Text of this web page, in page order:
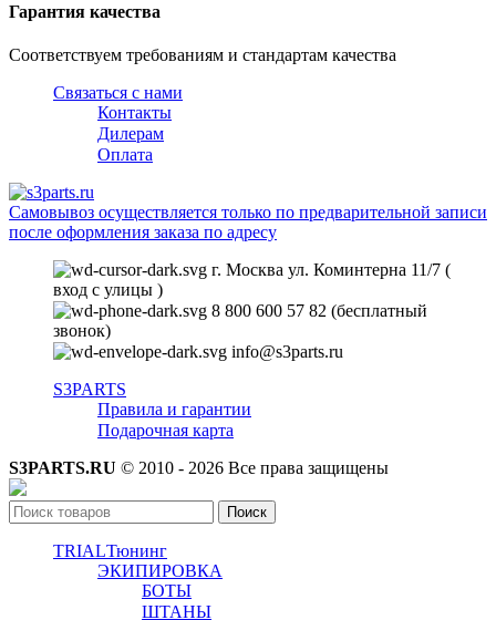
Гарантия качества
Соответствуем требованиям и стандартам качества
Связаться с нами
Контакты
Дилерам
Оплата
Самовывоз осуществляется только по предварительной записи
после оформления заказа по адресу
г. Москва ул. Коминтерна 11/7 (
вход с улицы )
8 800 600 57 82 (бесплатный
звонок)
info@s3parts.ru
S3PARTS
Правила и гарантии
Подарочная карта
S3PARTS.RU © 2010 - 2026 Все права защищены
Поиск
TRIALТюнинг
ЭКИПИРОВКА
БОТЫ
ШТАНЫ